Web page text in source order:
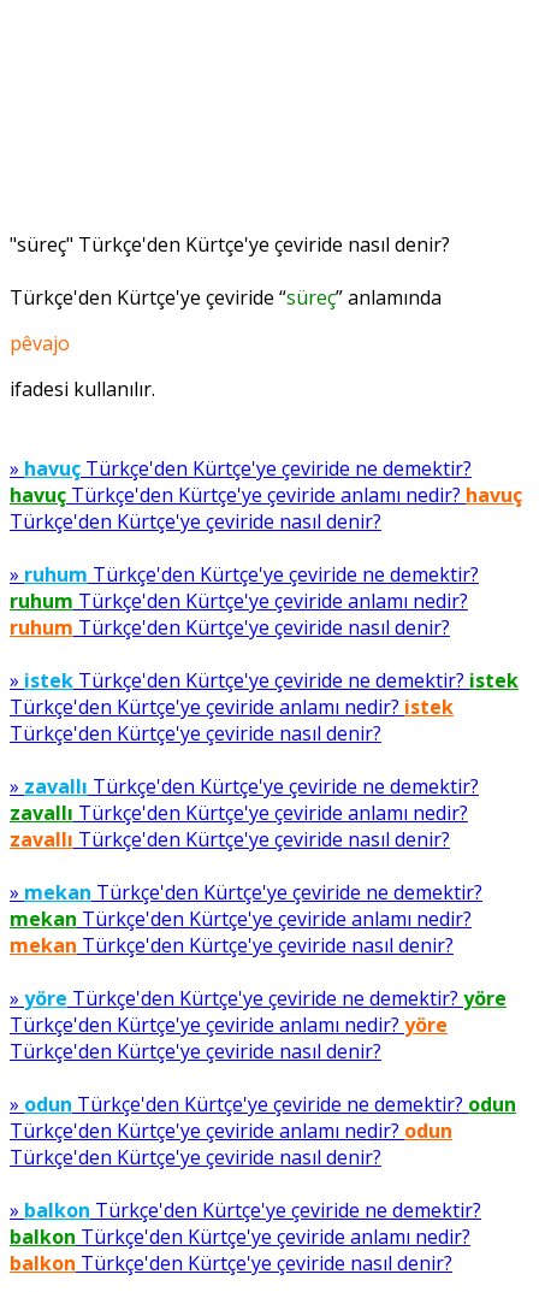
"süreç" Türkçe'den Kürtçe'ye çeviride nasıl denir?
Türkçe'den Kürtçe'ye çeviride “süreç” anlamında
pêvajo
ifadesi kullanılır.
» havuç Türkçe'den Kürtçe'ye çeviride ne demektir?
havuç Türkçe'den Kürtçe'ye çeviride anlamı nedir? havuç
Türkçe'den Kürtçe'ye çeviride nasıl denir?
» ruhum Türkçe'den Kürtçe'ye çeviride ne demektir?
ruhum Türkçe'den Kürtçe'ye çeviride anlamı nedir?
ruhum Türkçe'den Kürtçe'ye çeviride nasıl denir?
» istek Türkçe'den Kürtçe'ye çeviride ne demektir? istek
Türkçe'den Kürtçe'ye çeviride anlamı nedir? istek
Türkçe'den Kürtçe'ye çeviride nasıl denir?
» zavallı Türkçe'den Kürtçe'ye çeviride ne demektir?
zavallı Türkçe'den Kürtçe'ye çeviride anlamı nedir?
zavallı Türkçe'den Kürtçe'ye çeviride nasıl denir?
» mekan Türkçe'den Kürtçe'ye çeviride ne demektir?
mekan Türkçe'den Kürtçe'ye çeviride anlamı nedir?
mekan Türkçe'den Kürtçe'ye çeviride nasıl denir?
» yöre Türkçe'den Kürtçe'ye çeviride ne demektir? yöre
Türkçe'den Kürtçe'ye çeviride anlamı nedir? yöre
Türkçe'den Kürtçe'ye çeviride nasıl denir?
» odun Türkçe'den Kürtçe'ye çeviride ne demektir? odun
Türkçe'den Kürtçe'ye çeviride anlamı nedir? odun
Türkçe'den Kürtçe'ye çeviride nasıl denir?
» balkon Türkçe'den Kürtçe'ye çeviride ne demektir?
balkon Türkçe'den Kürtçe'ye çeviride anlamı nedir?
balkon Türkçe'den Kürtçe'ye çeviride nasıl denir?